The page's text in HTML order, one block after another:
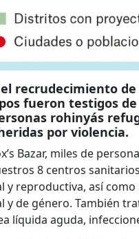
recrudecimiento
fueron testigos
rohinyás
por violencia.
Bazar, miles de
8 centros
y reproductiva, así
y de género. También
líquida aguda,